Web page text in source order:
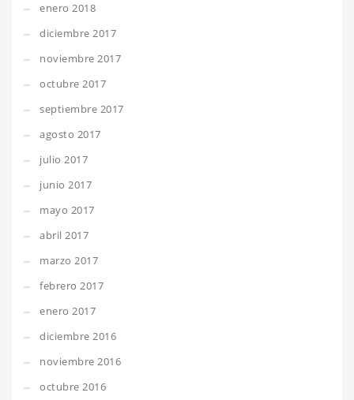
enero 2018
diciembre 2017
noviembre 2017
octubre 2017
septiembre 2017
agosto 2017
julio 2017
junio 2017
mayo 2017
abril 2017
marzo 2017
febrero 2017
enero 2017
diciembre 2016
noviembre 2016
octubre 2016